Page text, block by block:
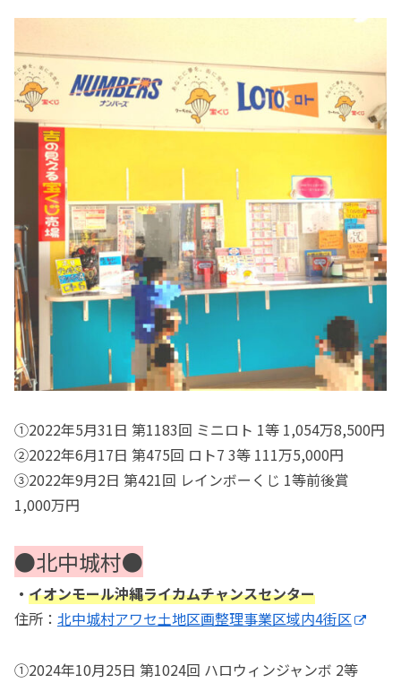
①2022年5月31日 第1183回 ミニロト 1等 1,054万8,500円
②2022年6月17日 第475回 ロト7 3等 111万5,000円
③2022年9月2日 第421回 レインボーくじ 1等前後賞
1,000万円
●北中城村●
・ イオンモール沖縄ライカムチャンスセンター
住所： 北中城村アワセ土地区画整理事業区域内4街区
①2024年10月25日 第1024回 ハロウィンジャンボ 2等